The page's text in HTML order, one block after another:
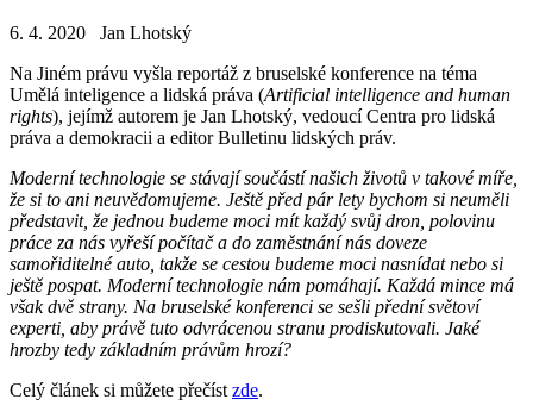
6. 4. 2020 Jan Lhotský
Na Jiném právu vyšla reportáž z bruselské konference na téma
Umělá inteligence a lidská práva (Artificial intelligence and human
rights), jejímž autorem je Jan Lhotský, vedoucí Centra pro lidská
práva a demokracii a editor Bulletinu lidských práv.
Moderní technologie se stávají součástí našich životů v takové míře,
že si to ani neuvědomujeme. Ještě před pár lety bychom si neuměli
představit, že jednou budeme moci mít každý svůj dron, polovinu
práce za nás vyřeší počítač a do zaměstnání nás doveze
samořiditelné auto, takže se cestou budeme moci nasnídat nebo si
ještě pospat. Moderní technologie nám pomáhají. Každá mince má
však dvě strany. Na bruselské konferenci se sešli přední světoví
experti, aby právě tuto odvrácenou stranu prodiskutovali. Jaké
hrozby tedy základním právům hrozí?
Celý článek si můžete přečíst zde.